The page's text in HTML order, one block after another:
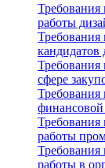
работы
кандидатов
Требования
сфере
финансовой
Требования
работы
Требования
работы в